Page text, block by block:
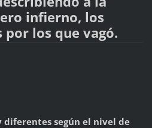
infierno, los
los que vagó.
diferentes según el nivel de